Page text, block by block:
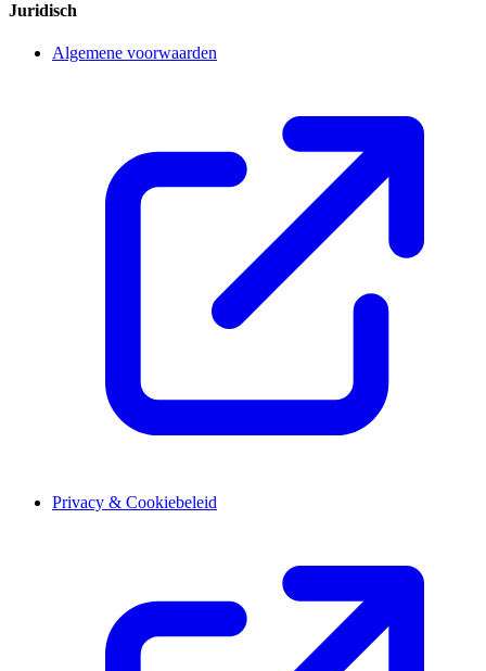
Juridisch
Algemene voorwaarden
Privacy & Cookiebeleid